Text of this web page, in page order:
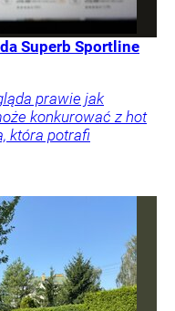
Superb Sportline
prawie jak
konkurować z hot
która potrafi